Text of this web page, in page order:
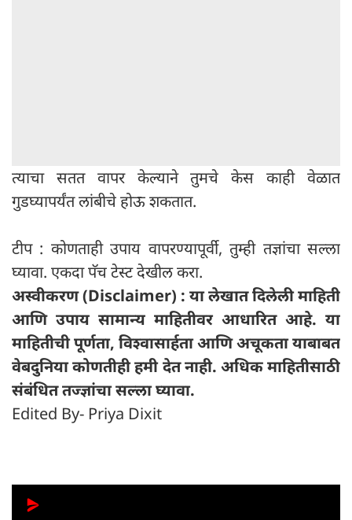
त्याचा सतत वापर केल्याने तुमचे केस काही वेळात
गुडघ्यापर्यंत लांबीचे होऊ शकतात.
टीप : कोणताही उपाय वापरण्यापूर्वी, तुम्ही तज्ञांचा सल्ला
घ्यावा. एकदा पॅच टेस्ट देखील करा.
अस्वीकरण (Disclaimer) : या लेखात दिलेली माहिती
आणि उपाय सामान्य माहितीवर आधारित आहे. या
माहितीची पूर्णता, विश्वासार्हता आणि अचूकता याबाबत
वेबदुनिया कोणतीही हमी देत ​​नाही. अधिक माहितीसाठी
संबंधित तज्ज्ञांचा सल्ला घ्यावा.
Edited By- Priya Dixit